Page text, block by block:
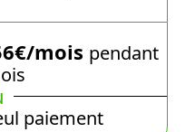
mois pendant
paiement